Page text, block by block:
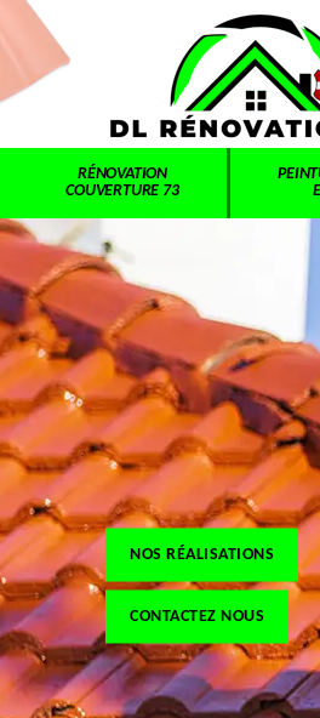
RÉNOVATION
COUVERTURE 73
NOS RÉALISATIONS
CONTACTEZ NOUS